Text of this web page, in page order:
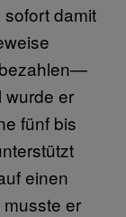
damit
wurde er
fünf bis
einen
er